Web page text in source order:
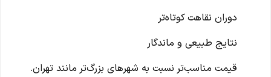
دوران نقاهت کوتاه‌تر
نتایج طبیعی و ماندگار
قیمت مناسب‌تر نسبت به شهرهای بزرگ‌تر مانند تهران.